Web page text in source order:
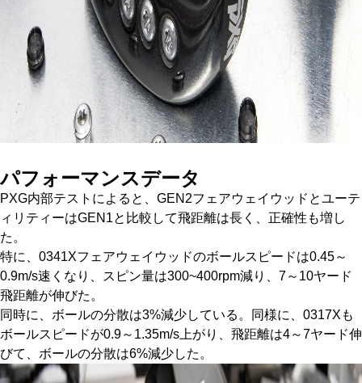
パフォーマンスデータ
PXG内部テストによると、GEN2フェアウェイウッドとユーテ
ィリティーはGEN1と比較して飛距離は長く、正確性も増し
た。
特に、0341Xフェアウェイウッドのボールスピードは0.45～
0.9m/s速くなり、スピン量は300~400rpm減り、7～10ヤード
飛距離が伸びた。
同時に、ボールの分散は3%減少している。同様に、0317Xも
ボールスピードが0.9～1.35m/s上がり、飛距離は4～7ヤード伸
びて、ボールの分散は6%減少した。